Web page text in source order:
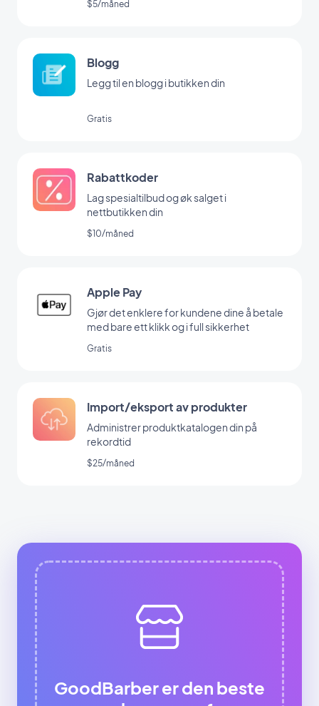
$5/måned
Blogg
Legg til en blogg i butikken din
Gratis
Rabattkoder
Lag spesialtilbud og øk salget i
nettbutikken din
$10/måned
Apple Pay
Gjør det enklere for kundene dine å betale
med bare ett klikk og i full sikkerhet
Gratis
Import/eksport av produkter
Administrer produktkatalogen din på
rekordtid
$25/måned
GoodBarber er den beste